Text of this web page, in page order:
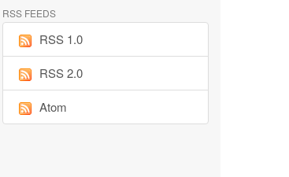
RSS FEEDS
RSS 1.0
RSS 2.0
Atom